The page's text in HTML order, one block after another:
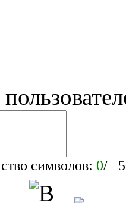
символов: 0/